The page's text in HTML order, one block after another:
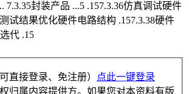
7.3.35封装产品 ...5 .157.3.36仿真调试硬件
试结果优化硬件电路结构 .157.3.38硬件
代 .15
直接登录、免注册）
点此一键登录
归属内容提供方。如果您对本资料有版